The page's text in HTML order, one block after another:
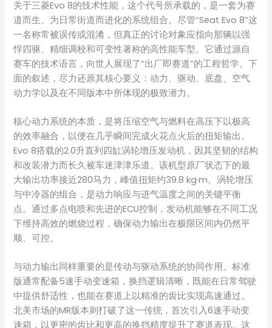
关于三菱Evo 8的技术性能，这个代号所承载的，是一套为赛
道而生、为日常街道而进化的系统组合。尽管“Seat Evo 8”这
一名称常被误传或混淆，但真正的讨论对象应指向那辆以强
悍四驱、精细调校和可变性著称的高性能车型。它通过源自
赛车的技术语言，向世人展现了“出厂即赛道”的工程哲学。下
面的叙述，尽力还原其核心要义：动力、驱动、底盘、空气
动力学以及在不同版本中所体现的极致潜力。
核心动力系统的本质，是将压缩空气与燃料在高压下以极高
的效率融合，以便在几乎瞬间完成火花点火后的扭矩输出。
Evo 8搭载的2.0升直列四缸涡轮增压发动机，因其坚韧的结构
和改装潜力而长久被车迷津津乐道。该机型原厂状态下的最
大输出功率接近280马力，峰值扭矩约39.8 kg·m。涡轮增压
与中冷器的组合，是动力响应与进气温度之间的关键平衡
点。通过多点电喷和先进的ECU控制，发动机能够在不同工况
下维持高效的燃烧过程，确保动力输出在极限区间内仍然平
顺、可控。
与动力输出同样重要的是传动与驱动系统的协同作用。标准
版通常配备5速手动变速箱，换挡逻辑清晰，既能在日常驾驶
中提供舒适性，也能在赛道上以精准的齿比实现高速通过。
北美市场的MR版本则打破了这一传统，首次引入6速手动变
速箱，以更密的齿比和更高的换挡精度提升了赛道表现。这